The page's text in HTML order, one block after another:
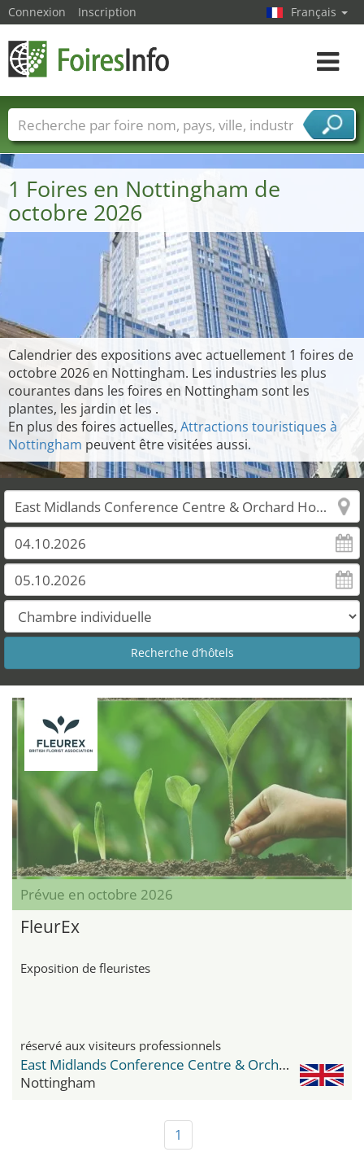
1 Foires en Nottingham de
octobre 2026
Calendrier des expositions avec actuellement 1 foires de
octobre 2026 en Nottingham. Les industries les plus
courantes dans les foires en Nottingham sont les
plantes, les jardin et les .
En plus des foires actuelles, Attractions touristiques à
Nottingham peuvent être visitées aussi.
Prévue en octobre 2026
FleurEx
Exposition de fleuristes
réservé aux visiteurs professionnels
East Midlands Conference Centre & Orchard Hotel
Nottingham
1
Connexion Inscription Français
Toggle
Foire noms Pays Villes
Secteurs de foire
Secteurs du fournisseur de services